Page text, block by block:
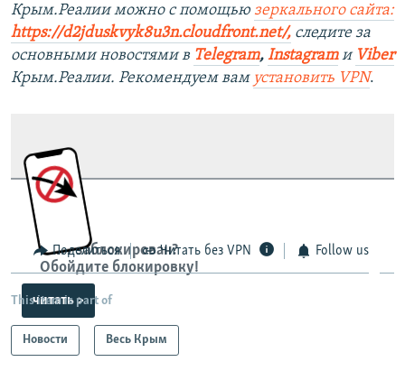
Крым.Реалии можно с помощью зеркального сайта:
https://d2jduskvyk8u3n.cloudfront.net/, следите за
основными новостями в Telegram, Instagramи Viber
Крым.Реалии. Рекомендуем вам установить VPN.
Сайт заблокирован?
Обойдите блокировку!
читать >
Поделиться Читать без VPN Follow us
This item is part of
Новости Весь Крым